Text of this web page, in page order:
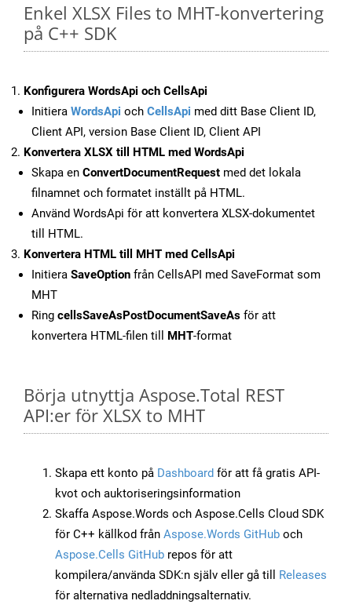
Enkel XLSX Files to MHT-konvertering
på C++ SDK
Konfigurera WordsApi och CellsApi
Initiera WordsApi och CellsApi med ditt Base Client ID,
Client API, version Base Client ID, Client API
Konvertera XLSX till HTML med WordsApi
Skapa en ConvertDocumentRequest med det lokala
filnamnet och formatet inställt på HTML.
Använd WordsApi för att konvertera XLSX-dokumentet
till HTML.
Konvertera HTML till MHT med CellsApi
Initiera SaveOption från CellsAPI med SaveFormat som
MHT
Ring cellsSaveAsPostDocumentSaveAs för att
konvertera HTML-filen till MHT-format
Börja utnyttja Aspose.Total REST
API:er för XLSX to MHT
Skapa ett konto på Dashboard för att få gratis API-
kvot och auktoriseringsinformation
Skaffa Aspose.Words och Aspose.Cells Cloud SDK
för C++ källkod från Aspose.Words GitHub och
Aspose.Cells GitHub repos för att
kompilera/använda SDK:n själv eller gå till Releases
för alternativa nedladdningsalternativ.